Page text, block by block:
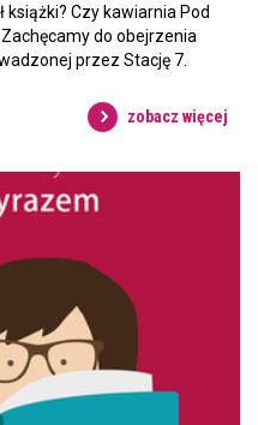
książki? Czy kawiarnia Pod
do obejrzenia
przez Stację 7.
zobacz więcej